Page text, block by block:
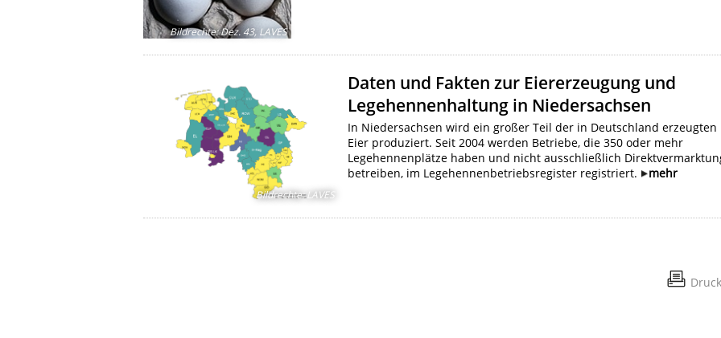
Bildrechte:Dez. 43, LAVES
Bildrechte:LAVES
Daten und Fakten zur Eiererzeugung und
Legehennenhaltung in Niedersachsen
In Niedersachsen wird ein großer Teil der in Deutschland erzeugten
Eier produziert. Seit 2004 werden Betriebe, die 350 oder mehr
Legehennenplätze haben und nicht ausschließlich
betreiben, im Legehennenbetriebsregister registriert.
mehr